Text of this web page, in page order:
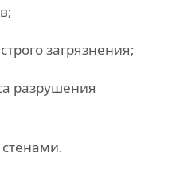
загрязнения;
разрушения